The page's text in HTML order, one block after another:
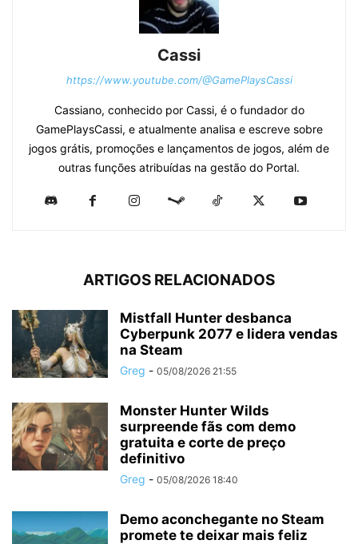
Cassi
https://www.youtube.com/@GamePlaysCassi
Cassiano, conhecido por Cassi, é o fundador do
GamePlaysCassi, e atualmente analisa e escreve sobre
jogos grátis, promoções e lançamentos de jogos, além de
outras funções atribuídas na gestão do Portal.
ARTIGOS RELACIONADOS
Mistfall Hunter desbanca
Cyberpunk 2077 e lidera vendas
na Steam
Greg - 05/08/2026 21:55
Monster Hunter Wilds
surpreende fãs com demo
gratuita e corte de preço
definitivo
Greg - 05/08/2026 18:40
Demo aconchegante no Steam
promete te deixar mais feliz